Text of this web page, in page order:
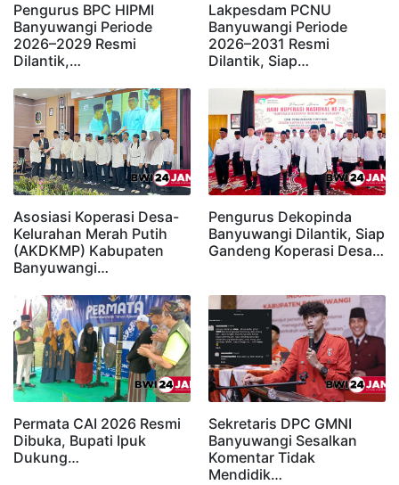
Pengurus BPC HIPMI
Banyuwangi Periode
2026–2029 Resmi
Dilantik,…
Lakpesdam PCNU
Banyuwangi Periode
2026–2031 Resmi
Dilantik, Siap…
Asosiasi Koperasi Desa-
Kelurahan Merah Putih
(AKDKMP) Kabupaten
Banyuwangi…
Pengurus Dekopinda
Banyuwangi Dilantik, Siap
Gandeng Koperasi Desa…
Permata CAI 2026 Resmi
Dibuka, Bupati Ipuk
Dukung…
Sekretaris DPC GMNI
Banyuwangi Sesalkan
Komentar Tidak
Mendidik…